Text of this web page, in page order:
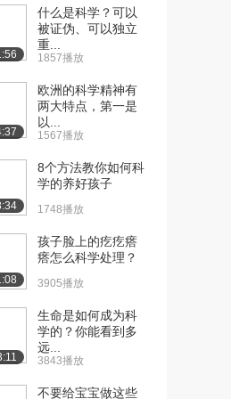
什么是科学？可以
被证伪、可以独立
重...
1857播放
欧洲的科学精神有
两大特点，第一是
以...
1567播放
8个方法教你如何科
学的养好孩子
1748播放
孩子脸上的疙疙瘩
瘩怎么科学处理？
3905播放
生命是如何成为科
学的？你能看到多
远...
3843播放
不要给宝宝做这些